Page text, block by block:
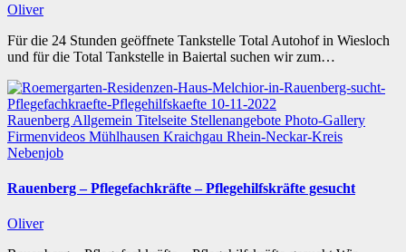
Oliver
Für die 24 Stunden geöffnete Tankstelle Total Autohof in Wiesloch
und für die Total Tankstelle in Baiertal suchen wir zum…
Rauenberg Allgemein Titelseite Stellenangebote Photo-Gallery
Firmenvideos Mühlhausen Kraichgau Rhein-Neckar-Kreis
Nebenjob
Rauenberg – Pflegefachkräfte – Pflegehilfskräfte gesucht
Oliver